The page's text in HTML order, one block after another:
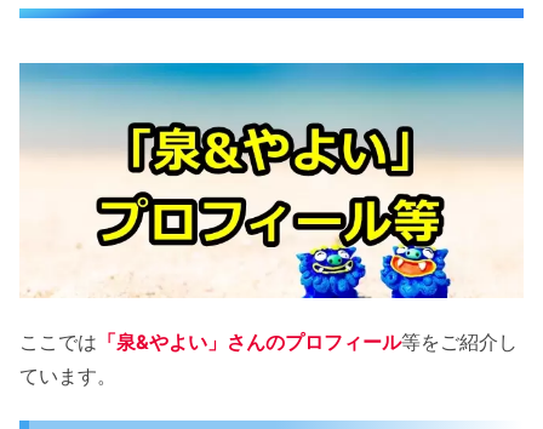
ここでは 「泉&やよい」さんのプロフィール等をご紹介し
ています。